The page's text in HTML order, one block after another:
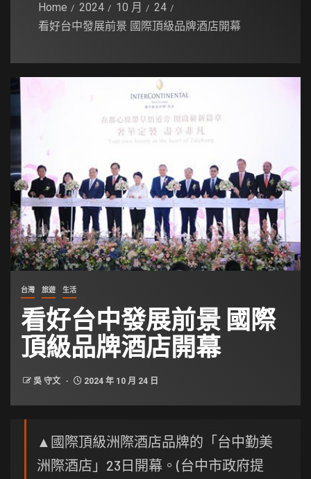
Home 2024 10 月
24
看好台中發展前景 國際頂級品牌酒店開幕
台灣 旅遊 生活
看好台中發展前景 國際
頂級品牌酒店開幕
吳 守文 2024 年 10 月 24 日
▲國際頂級洲際酒店品牌的「台中勤美
洲際酒店」23日開幕。(台中市政府提